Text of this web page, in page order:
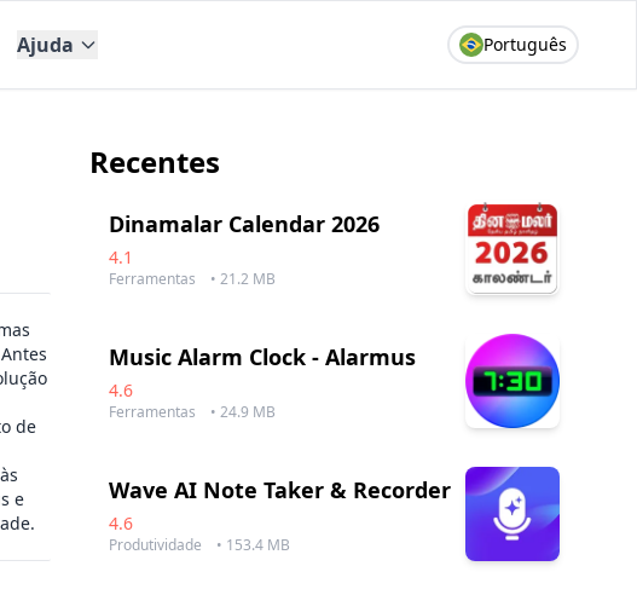
Ajuda Português
de
e
Recentes
Dinamalar Calendar 2026
4.1
Ferramentas • 21.2 MB
Music Alarm Clock - Alarmus
4.6
Ferramentas • 24.9 MB
Wave AI Note Taker & Recorder
4.6
Produtividade • 153.4 MB